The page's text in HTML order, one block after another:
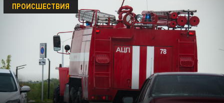
ПРОИСШЕСТВИЯ